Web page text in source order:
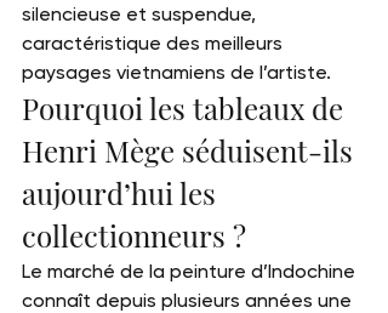
silencieuse et suspendue,
caractéristique des meilleurs
paysages vietnamiens de l’artiste.
Pourquoi les tableaux de
Henri Mège séduisent-ils
aujourd’hui les
collectionneurs ?
Le marché de la peinture d’Indochine
connaît depuis plusieurs années une